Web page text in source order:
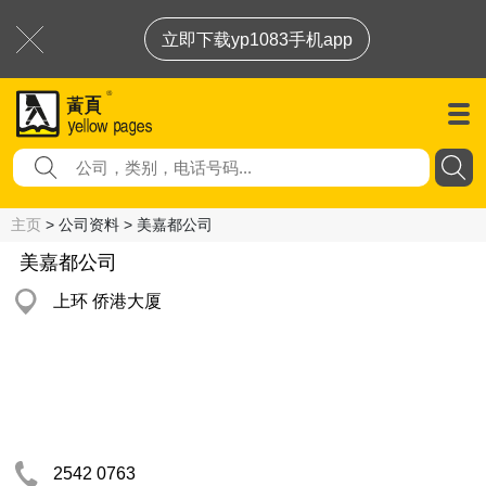
立即下载yp1083手机app
主页 > 公司资料 > 美嘉都公司
美嘉都公司
上环 侨港大厦
2542 0763